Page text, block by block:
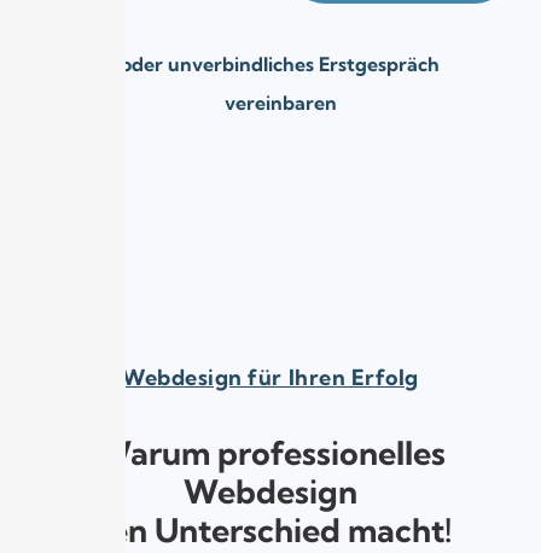
oder unverbindliches Erstgespräch
vereinbaren
Webdesign für Ihren Erfolg
Warum professionelles
Webdesign
den Unterschied macht!